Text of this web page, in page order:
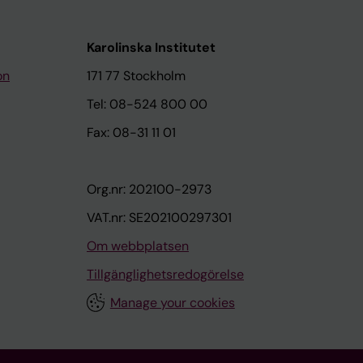
Karolinska Institutet
171 77 Stockholm
Tel: 08-524 800 00
Fax: 08-31 11 01
Org.nr: 202100-2973
VAT.nr: SE202100297301
Om webbplatsen
Tillgänglighetsredogörelse
Manage your cookies